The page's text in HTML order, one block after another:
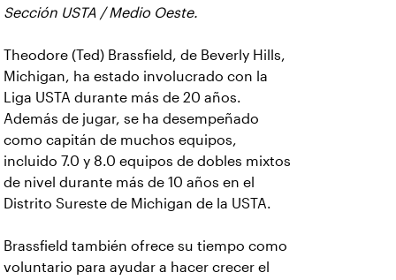
Sección USTA / Medio Oeste.
Theodore (Ted) Brassfield, de Beverly Hills,
Michigan, ha estado involucrado con la
Liga USTA durante más de 20 años.
Además de jugar, se ha desempeñado
como capitán de muchos equipos,
incluido 7.0 y 8.0 equipos de dobles mixtos
de nivel durante más de 10 años en el
Distrito Sureste de Michigan de la USTA.
Brassfield también ofrece su tiempo como
voluntario para ayudar a hacer crecer el